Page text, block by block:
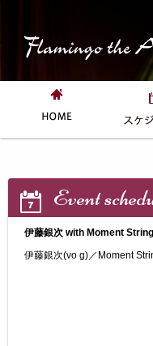
Event
伊藤銀次 with Moment
伊藤銀次(vo g)／Moment